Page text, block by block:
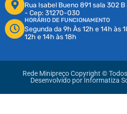
Rua Isabel Bueno 891 sala 302
- Cep: 31270-030
HORÁRIO DE FUNCIONAMENTO
Segunda da 9h Às 12h e 14h às
12h e 14h às 18h
Rede Minipreço Copyright ©
Desenvolvido por Informatiza